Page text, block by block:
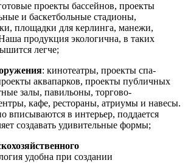
проекты бассейнов, проекты
и баскетбольные стадионы,
площадки для керлинга, манежи,
продукция экологична, в таких
легче;
: кинотеатры, проекты спа-
аквапарков, проекты публичных
залы, павильоны, торгово-
кафе, рестораны, атриумы и навесы.
вписываются в интерьер, поддается
создавать удивительные формы;
удобна при создании